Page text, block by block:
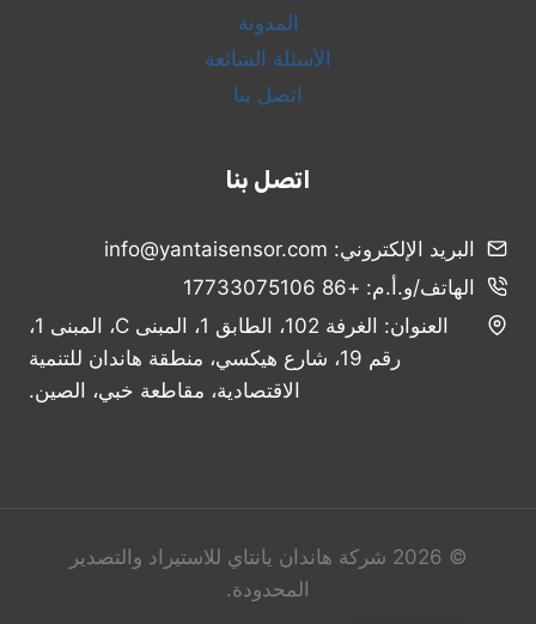
المدونة
الأسئلة الشائعة
اتصل بنا
اتصل بنا
البريد الإلكتروني: info@yantaisensor.com
الهاتف/و.أ.م: +86 17733075106
العنوان: الغرفة 102، الطابق 1، المبنى C، المبنى 1،
رقم 19، شارع هيكسي، منطقة هاندان للتنمية
الاقتصادية، مقاطعة خبي، الصين.
© 2026 شركة هاندان يانتاي للاستيراد والتصدير
المحدودة.
Spanish
Russian